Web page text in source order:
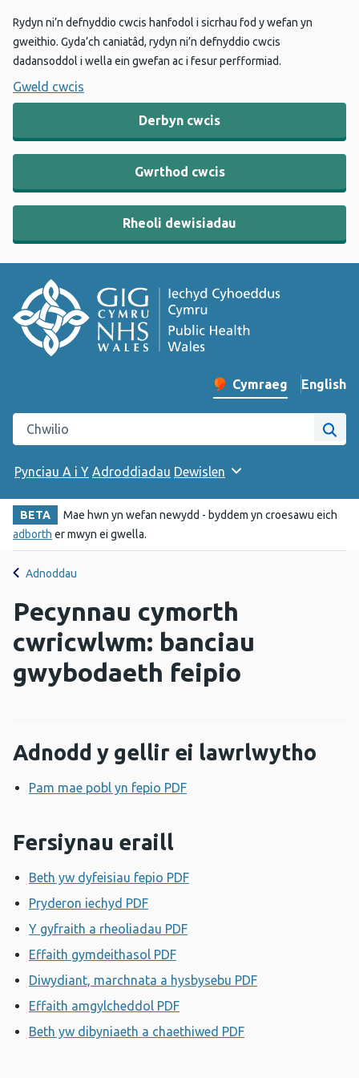
Rydyn ni’n defnyddio cwcis hanfodol i sicrhau fod y wefan yn
gweithio. Gyda’ch caniatâd, rydyn ni’n defnyddio cwcis
dadansoddol i wella ein gwefan ac i fesur perfformiad.
Gweld cwcis
Derbyn cwcis
Gwrthod cwcis
Rheoli dewisiadau
Newid iaith y wefan
Cymraeg English
–
Chwilio gwefan Iechyd Cyhoeddus Cymru
Pynciau A i Y Adroddiadau Dewislen
BETA
Mae hwn yn wefan newydd - byddem yn croesawu eich
adborth er mwyn ei gwella.
Adnoddau
Pecynnau cymorth
cwricwlwm: banciau
gwybodaeth feipio
Adnodd y gellir ei lawrlwytho
Pam mae pobl yn fepio PDF
Fersiynau eraill
Beth yw dyfeisiau fepio PDF
Pryderon iechyd PDF
Y gyfraith a rheoliadau PDF
Effaith gymdeithasol PDF
Diwydiant, marchnata a hysbysebu PDF
Effaith amgylcheddol PDF
Beth yw dibyniaeth a chaethiwed PDF